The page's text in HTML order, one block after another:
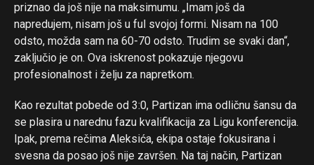
priznao da još nije na maksimumu. „Imam još da
napredujem, nisam još u ful svojoj formi. Nisam na 100
odsto, možda sam na 60-70 odsto. Trudim se svaki dan“,
zaključio je on. Ova iskrenost pokazuje njegovu
profesionalnost i želju za napretkom.
Kao rezultat pobede od 3:0, Partizan ima odličnu šansu da
se plasira u narednu fazu kvalifikacija za Ligu konferencija.
Ipak, prema rečima Aleksića, ekipa ostaje fokusirana i
svesna da posao još nije završen. Na taj način, Partizan